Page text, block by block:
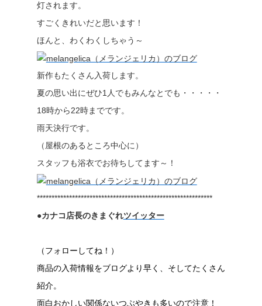
灯されます。
すごくきれいだと思います！
ほんと、わくわくしちゃう～
新作もたくさん入荷します。
夏の思い出にぜひ1人でもみんなとでも・・・・・
18時から22時までです。
雨天決行です。
（屋根のあるところ中心に）
スタッフも浴衣でお待ちしてます～！
************************************************************
●カナコ店長のきまぐれツイッター
（フォローしてね！）
商品の入荷情報をブログより早く、そしてたくさん
紹介。
面白おかしい関係ないつぶやきも多いので注意！